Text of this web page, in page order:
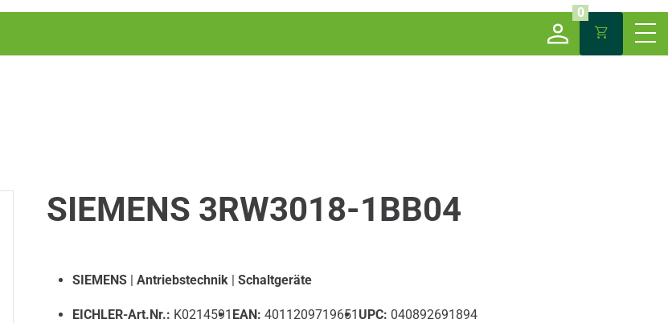
0
SIEMENS 3RW3018-1BB04
SIEMENS | Antriebstechnik | Schaltgeräte
EICHLER-Art.Nr.: K0214591 EAN: 4011209719651 UPC: 040892691894